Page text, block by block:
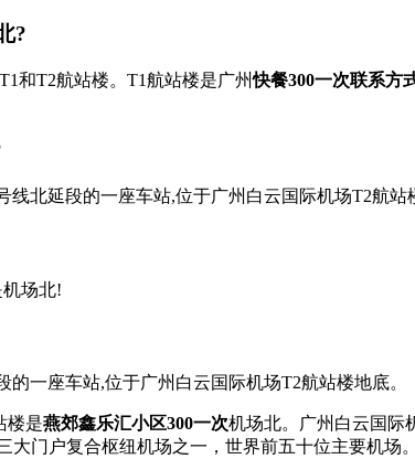
?
和T2航站楼。T1航站楼是广州快餐300一次联系方
北延段的一座车站,位于广州白云国际机场T2航站
场北!
一座车站,位于广州白云国际机场T2航站楼地底。
楼是燕郊鑫乐汇小区300一次机场北。广州白云国际
门户复合枢纽机场之一，世界前五十位主要机场。